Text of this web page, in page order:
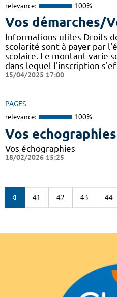
relevance: 100%
Vos démarches/
Informations utiles Droits
scolarité sont à payer par
scolaire. Le montant varie
dans lequel l'inscription
15/04/2025 17:00
PAGES
relevance: 100%
Vos echographies
Vos échographies
18/02/2026 15:25
41 42 43 44